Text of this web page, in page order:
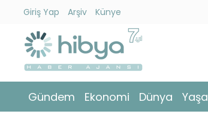
Giriş Yap Arşiv Künye
Gündem Ekonomi Dünya
Gündem
Ekonomi